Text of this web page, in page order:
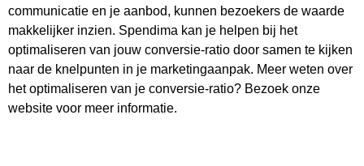
communicatie en je aanbod, kunnen bezoekers de waarde
makkelijker inzien. Spendima kan je helpen bij het
optimaliseren van jouw conversie-ratio door samen te kijken
naar de knelpunten in je marketingaanpak. Meer weten over
het optimaliseren van je conversie-ratio? Bezoek onze
website voor meer informatie.